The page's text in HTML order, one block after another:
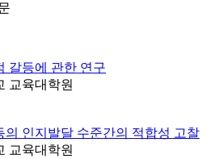
갈등에 관한 연구
교육대학원
의 인지발달 수준간의 적합성 고찰
교육대학원